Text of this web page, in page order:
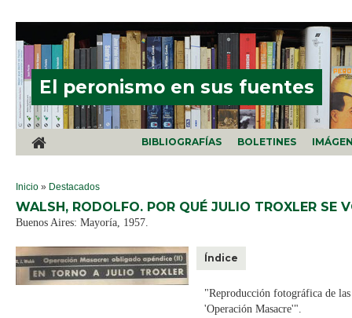
El peronismo en sus fuentes
BIBLIOGRAFÍAS BOLETINES
SE ENCUENTRA USTED AQUÍ
Inicio » Destacados
WALSH, RODOLFO. POR QUÉ JULIO TROXLER SE
Buenos Aires: Mayoría, 1957.
Índice
"Reproducción fotográfica de
'Operación Masacre'".